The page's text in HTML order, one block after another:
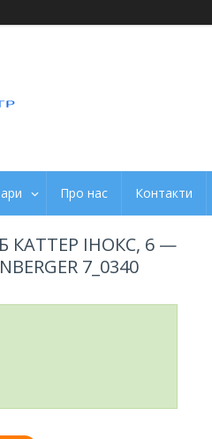
Про нас Контакти
КАТТЕР ІНОКС, 6 —
7_0340